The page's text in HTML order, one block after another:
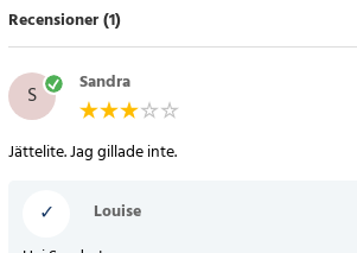
Recensioner (1)
S Sandra
Jättelite. Jag gillade inte.
✓
Louise